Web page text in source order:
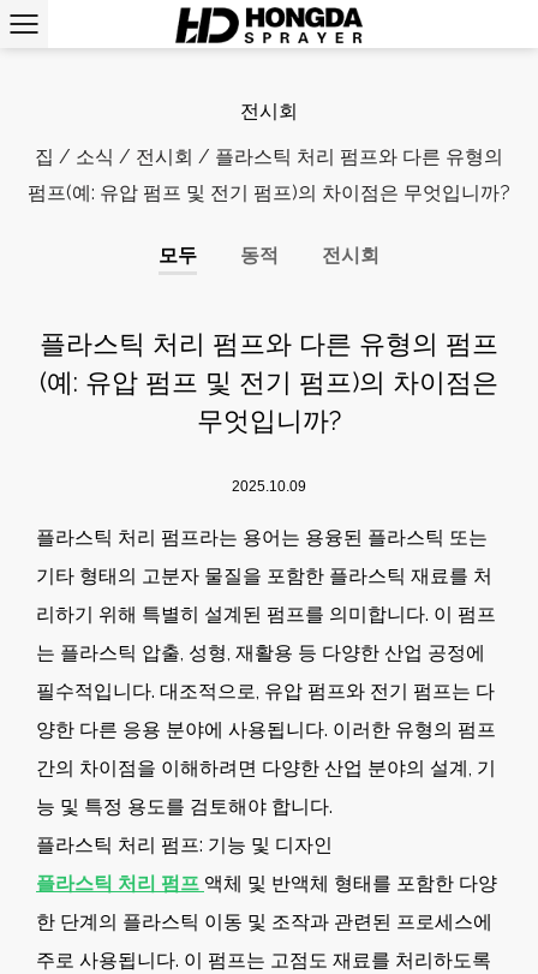
전시회
집 / 소식 / 전시회 / 플라스틱 처리 펌프와 다른 유형의
펌프(예: 유압 펌프 및 전기 펌프)의 차이점은 무엇입니까?
모두 동적 전시회
플라스틱 처리 펌프와 다른 유형의 펌프
(예: 유압 펌프 및 전기 펌프)의 차이점은
무엇입니까?
2025.10.09
플라스틱 처리 펌프라는 용어는 용융된 플라스틱 또는
기타 형태의 고분자 물질을 포함한 플라스틱 재료를 처
리하기 위해 특별히 설계된 펌프를 의미합니다. 이 펌프
는 플라스틱 압출, 성형, 재활용 등 다양한 산업 공정에
필수적입니다. 대조적으로, 유압 펌프와 전기 펌프는 다
양한 다른 응용 분야에 사용됩니다. 이러한 유형의 펌프
간의 차이점을 이해하려면 다양한 산업 분야의 설계, 기
능 및 특정 용도를 검토해야 합니다.
플라스틱 처리 펌프: 기능 및 디자인
플라스틱 처리 펌프 액체 및 반액체 형태를 포함한 다양
한 단계의 플라스틱 이동 및 조작과 관련된 프로세스에
주로 사용됩니다. 이 펌프는 고점도 재료를 처리하도록